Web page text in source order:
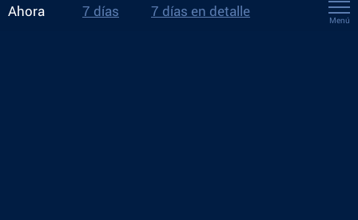
Ahora 7 días 7 días en detalle
Menú